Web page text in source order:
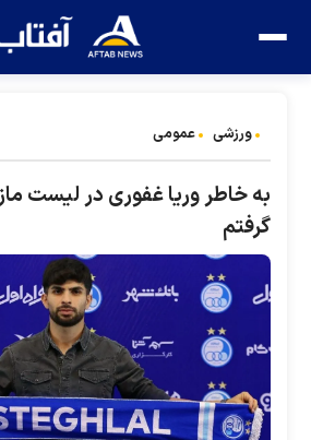
ورزشی عمومی
به خاطر وریا غفوری در لیست
گرفتم